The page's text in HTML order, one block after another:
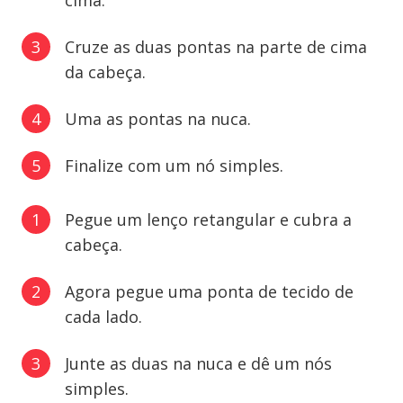
Cruze as duas pontas na parte de cima
da cabeça.
Uma as pontas na nuca.
Finalize com um nó simples.
Pegue um lenço retangular e cubra a
cabeça.
Agora pegue uma ponta de tecido de
cada lado.
Junte as duas na nuca e dê um nós
simples.